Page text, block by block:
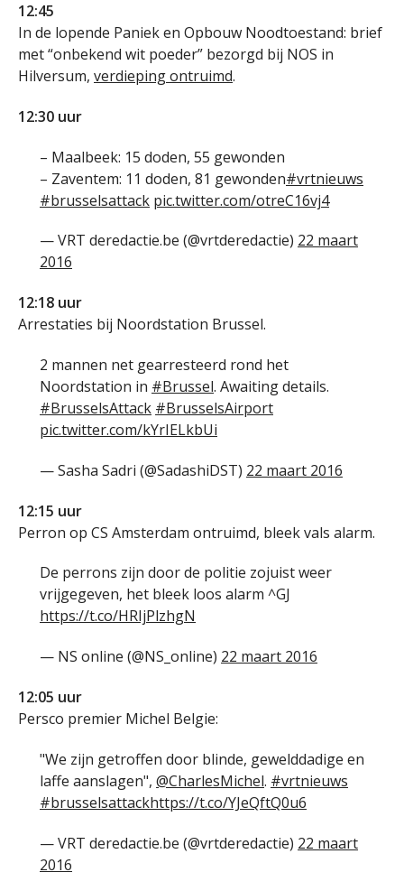
12:45
In de lopende Paniek en Opbouw Noodtoestand: brief
met “onbekend wit poeder” bezorgd bij NOS in
Hilversum, verdieping ontruimd.
12:30 uur
– Maalbeek: 15 doden, 55 gewonden
– Zaventem: 11 doden, 81 gewonden#vrtnieuws
#brusselsattack pic.twitter.com/otreC16vj4
— VRT deredactie.be (@vrtderedactie) 22 maart
2016
12:18 uur
Arrestaties bij Noordstation Brussel.
2 mannen net gearresteerd rond het
Noordstation in #Brussel. Awaiting details.
#BrusselsAttack #BrusselsAirport
pic.twitter.com/kYrIELkbUi
— Sasha Sadri (@SadashiDST) 22 maart 2016
12:15 uur
Perron op CS Amsterdam ontruimd, bleek vals alarm.
De perrons zijn door de politie zojuist weer
vrijgegeven, het bleek loos alarm ^GJ
https://t.co/HRIjPlzhgN
— NS online (@NS_online) 22 maart 2016
12:05 uur
Persco premier Michel Belgie:
"We zijn getroffen door blinde, gewelddadige en
laffe aanslagen", @CharlesMichel. #vrtnieuws
#brusselsattackhttps://t.co/YJeQftQ0u6
— VRT deredactie.be (@vrtderedactie) 22 maart
2016